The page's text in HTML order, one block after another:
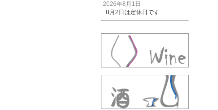
2026年8月1日
8月2日は定休日です